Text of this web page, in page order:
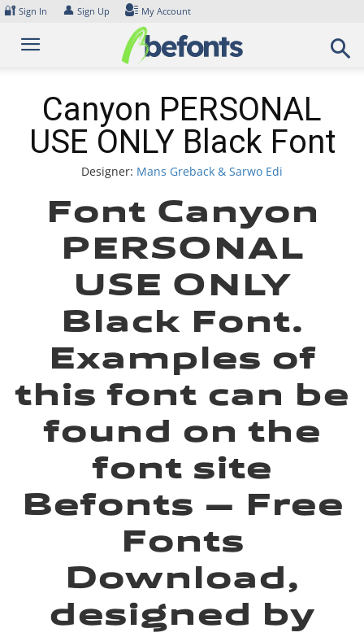
Skip
content
🔐 Sign In 👤 Sign Up My Account
Canyon PERSONAL
USE ONLY Black Font
Designer: Mans Greback & Sarwo Edi
Font Canyon
PERSONAL
USE ONLY
Black Font.
Examples of
this font can be
found on the
font site
Befonts – Free
Fonts
Download,
designed by